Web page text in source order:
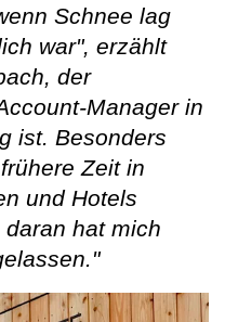
Schnee lag
war", erzählt
der
Manager in
ist. Besonders
Zeit in
und Hotels
hat mich